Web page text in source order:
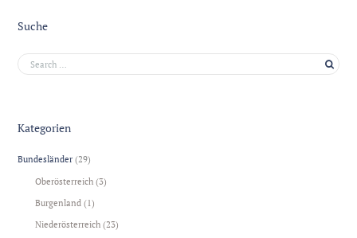
Suche
Kategorien
Bundesländer (29)
Oberösterreich (3)
Burgenland (1)
Niederösterreich (23)